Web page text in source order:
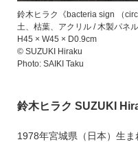
鈴木ヒラク《bacteria sign （
土、枯葉、アクリル / 木製パネル
H45 × W45 × D0.9cm
© SUZUKI Hiraku
Photo: SAIKI Taku
鈴木ヒラク SUZUKI
1978年宮城県（日本）生ま